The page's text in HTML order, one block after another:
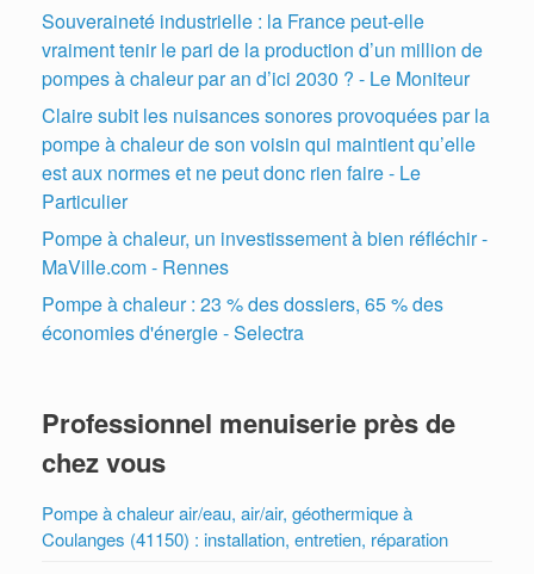
Souveraineté industrielle : la France peut-elle
vraiment tenir le pari de la production d’un million de
pompes à chaleur par an d’ici 2030 ? - Le Moniteur
Claire subit les nuisances sonores provoquées par la
pompe à chaleur de son voisin qui maintient qu’elle
est aux normes et ne peut donc rien faire - Le
Particulier
Pompe à chaleur, un investissement à bien réfléchir -
MaVille.com - Rennes
Pompe à chaleur : 23 % des dossiers, 65 % des
économies d'énergie - Selectra
Professionnel menuiserie près de
chez vous
Pompe à chaleur air/eau, air/air, géothermique à
Coulanges (41150) : installation, entretien, réparation